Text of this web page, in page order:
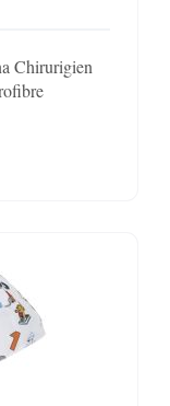
Chirurigien